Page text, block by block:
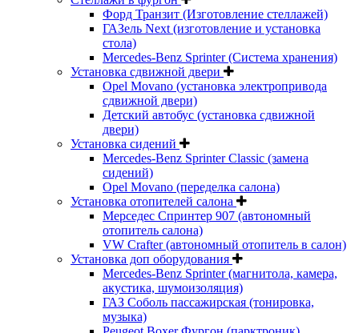
Форд Транзит (Изготовление стеллажей)
ГАЗель Next (изготовление и установка
стола)
Mercedes-Benz Sprinter (Система хранения)
Установка сдвижной двери
Opel Movano (установка электропривода
сдвижной двери)
Детский автобус (установка сдвижной
двери)
Установка сидений
Mercedes-Benz Sprinter Classic (замена
сидений)
Opel Movano (переделка салона)
Установка отопителей салона
Мерседес Спринтер 907 (автономный
отопитель салона)
VW Crafter (автономный отопитель в салон)
Установка доп оборудования
Mercedes-Benz Sprinter (магнитола, камера,
акустика, шумоизоляция)
ГАЗ Соболь пассажирская (тонировка,
музыка)